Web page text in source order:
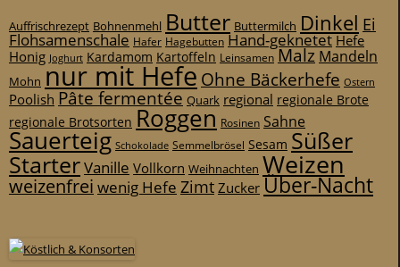
Auffrischrezept Bohnenmehl Butter Buttermilch Dinkel Ei
Flohsamenschale Hafer Hagebutten Hand-geknetet Hefe
Honig Joghurt Kardamom Kartoffeln Leinsamen Malz Mandeln
Mohn nur mit Hefe Ohne Bäckerhefe Ostern
Poolish Pâte fermentée Quark regional regionale Brote
regionale Brotsorten Roggen Rosinen Sahne
Sauerteig Schokolade Semmelbrösel Sesam Süßer
StarterVanille Vollkorn Weihnachten Weizen
weizenfrei wenig Hefe ZimtZuckerÜber-Nacht